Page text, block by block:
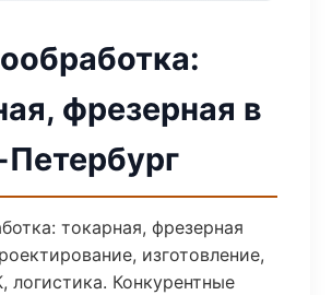
фрезерная в
токарная, фрезерная
изготовление,
логистика. Конкурентные